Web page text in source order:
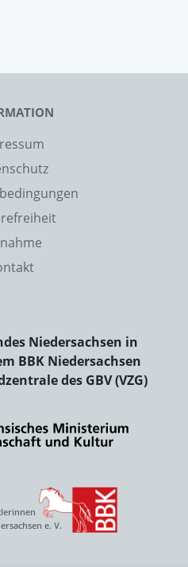
Niedersachsen in
BBK Niedersachsen
des GBV (VZG)
e. V.